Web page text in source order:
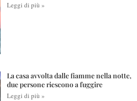
Leggi di più »
La casa avvolta dalle fiamme nella notte,
due persone riescono a fuggire
Leggi di più »